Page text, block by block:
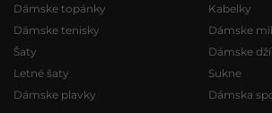
Dámske topánky
Dámske tenisky
Šaty
Letné šaty
Dámske plavky
Kabelky
Dámske
Dámske
Sukne
Dámska